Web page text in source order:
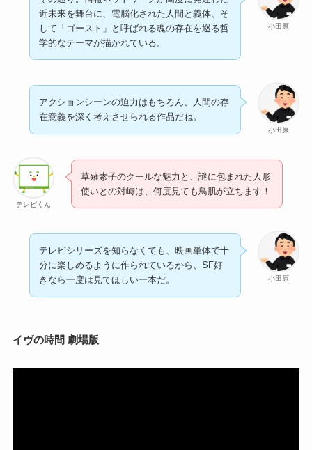
小田原
近未来を舞台に、電脳化された人間と義体、そ
して「ゴースト」と呼ばれる魂の存在を巡る哲
学的なテーマが描かれている。
小田原
アクションシーンの迫力はもちろん、人間の存
在意義を深く考えさせられる作品だね。
テレビくん
草薙素子のクールな魅力と、謎に包まれた人形
使いとの対峙は、何度見ても鳥肌が立ちます！
小田原
テレビシリーズを知らなくても、映画単体で十
分に楽しめるように作られているから、SF好
きなら一度は見てほしい一本だ。
イヴの時間 劇場版